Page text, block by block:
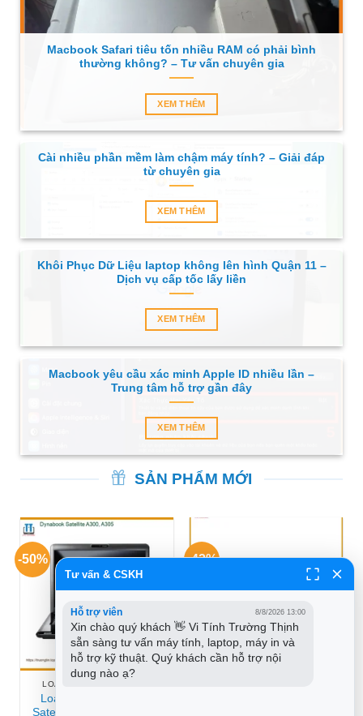
Macbook Safari tiêu tốn nhiều RAM có phải bình
thường không? – Tư vấn chuyên gia
XEM THÊM
Cài nhiều phần mềm làm chậm máy tính? – Giải đáp
từ chuyên gia
XEM THÊM
Khôi Phục Dữ Liệu laptop không lên hình Quận 11 –
Dịch vụ cấp tốc lấy liền
XEM THÊM
Macbook yêu cầu xác minh Apple ID nhiều lần –
Trung tâm hỗ trợ gần đây
XEM THÊM
SẢN PHẨM MỚI
-50%
LOA LAPTOP DYNABOOK
Loa Laptop Dynabook
Satellite A300 A305 | Sửa
-42%
Tư vấn & CSKH
Hỗ trợ viên 8/8/2026 13:00
Xin chào quý khách 👋 Vi Tính Trường Thịnh
sẵn sàng tư vấn máy tính, laptop, máy in và
hỗ trợ kỹ thuật. Quý khách cần hỗ trợ nội
dung nào ạ?